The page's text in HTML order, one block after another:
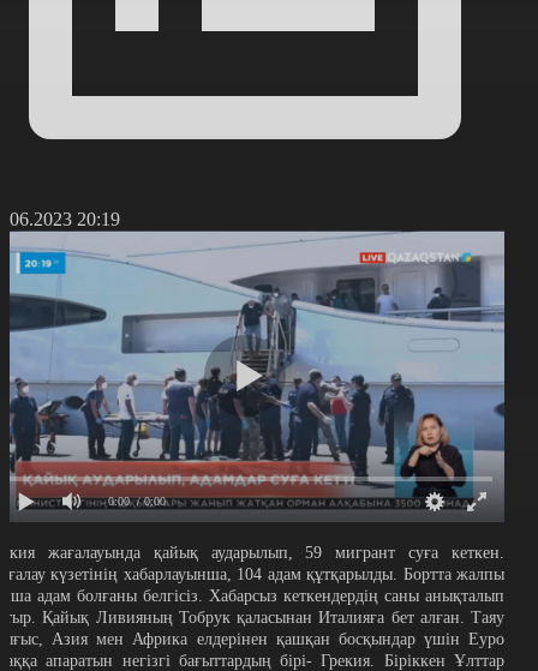
20:19
0:00 / 0:00
жағалауында қайық аударылып, 59 мигрант суға кеткен.
күзетінің хабарлауынша, 104 адам құтқарылды. Бортта жалпы
адам болғаны белгісіз. Хабарсыз кеткендердің саны анықталып
Қайық Ливияның Тобрук қаласынан Италияға бет алған. Таяу
Азия мен Африка елдерінен қашқан босқындар үшін Еуро
апаратын негізгі бағыттардың бірі- Грекия. Біріккен Ұлттар